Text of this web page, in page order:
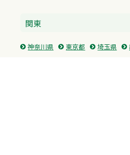
関東
神奈川県 東京都 埼玉県